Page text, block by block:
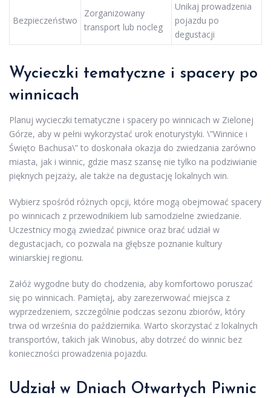
Bezpieczeństwo
Zorganizowany
transport lub nocleg
Unikaj prowadzenia
pojazdu po
degustacji
Wycieczki tematyczne i spacery po
winnicach
Planuj wycieczki tematyczne i spacery po winnicach w Zielonej
Górze, aby w pełni wykorzystać urok enoturystyki. \”Winnice i
Święto Bachusa\” to doskonała okazja do zwiedzania zarówno
miasta, jak i winnic, gdzie masz szansę nie tylko na podziwianie
pięknych pejzaży, ale także na degustację lokalnych win.
Wybierz spośród różnych opcji, które mogą obejmować spacery
po winnicach z przewodnikiem lub samodzielne zwiedzanie.
Uczestnicy mogą zwiedzać piwnice oraz brać udział w
degustacjach, co pozwala na głębsze poznanie kultury
winiarskiej regionu.
Załóż wygodne buty do chodzenia, aby komfortowo poruszać
się po winnicach. Pamiętaj, aby zarezerwować miejsca z
wyprzedzeniem, szczególnie podczas sezonu zbiorów, który
trwa od września do października. Warto skorzystać z lokalnych
transportów, takich jak Winobus, aby dotrzeć do winnic bez
konieczności prowadzenia pojazdu.
Udział w Dniach Otwartych Piwnic